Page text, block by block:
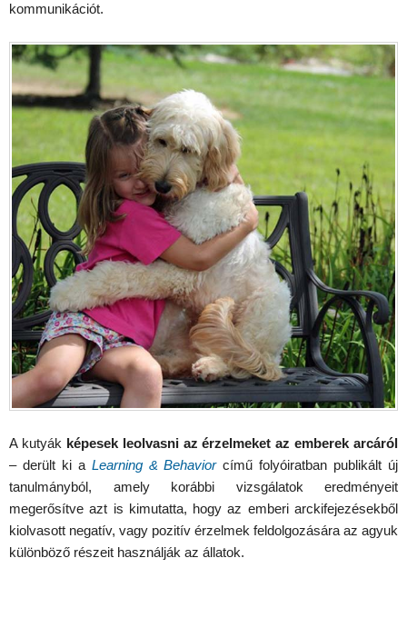
kommunikációt.
A kutyák képesek leolvasni az érzelmeket az emberek arcáról
– derült ki aLearning & Behaviorcímű folyóiratban publikált új
tanulmányból, amely korábbi vizsgálatok eredményeit
megerősítve azt is kimutatta, hogy az emberi arckifejezésekből
kiolvasott negatív, vagy pozitív érzelmek feldolgozására az agyuk
különböző részeit használják az állatok.